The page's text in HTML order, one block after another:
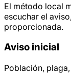
El método local
escuchar el
proporcionada.
Aviso inicial
Población,